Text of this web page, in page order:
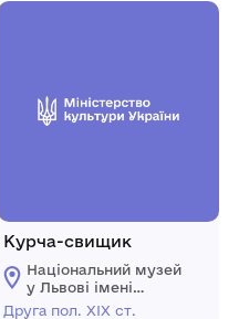
Курча-свищик
Національний музей
у Львові імені
Друга пол. ХІХ ст.